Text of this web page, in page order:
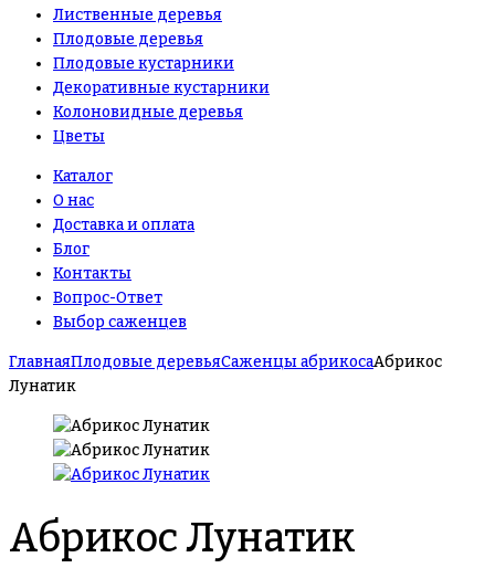
Лиственные деревья
Плодовые деревья
Плодовые кустарники
Декоративные кустарники
Колоновидные деревья
Цветы
Каталог
О нас
Доставка и оплата
Блог
Контакты
Вопрос-Ответ
Выбор саженцев
ГлавнаяПлодовые деревьяСаженцы абрикосаАбрикос
Лунатик
Абрикос Лунатик